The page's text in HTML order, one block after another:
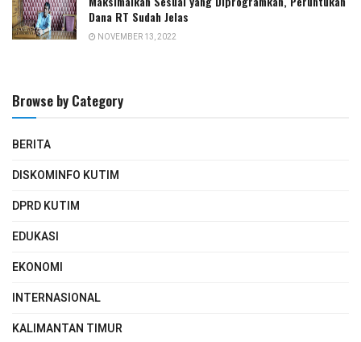
Dana RT Sudah Jelas
NOVEMBER 13, 2022
Browse by Category
BERITA
DISKOMINFO KUTIM
DPRD KUTIM
EDUKASI
EKONOMI
INTERNASIONAL
KALIMANTAN TIMUR